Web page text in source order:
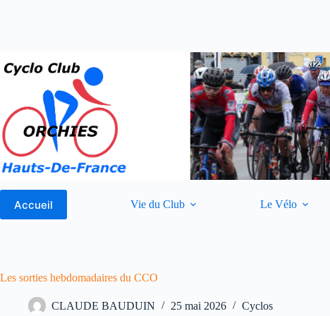
Accueil Vie du Club Le Vélo
Les sorties hebdomadaires du CCO
CLAUDE BAUDUIN 25 mai 2026 Cyclos